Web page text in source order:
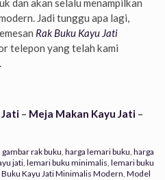
dan akan selalu menampilkan
Jadi tunggu apa lagi,
Rak Buku Kayu Jati
telepon yang telah kami
Jati – Meja Makan Kayu Jati –
gambar rak buku, harga lemari buku, harga
jati, lemari buku minimalis, lemari buku
Buku Kayu Jati Minimalis Modern, Model